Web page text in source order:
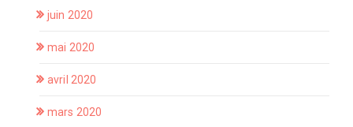
juin 2020
mai 2020
avril 2020
mars 2020